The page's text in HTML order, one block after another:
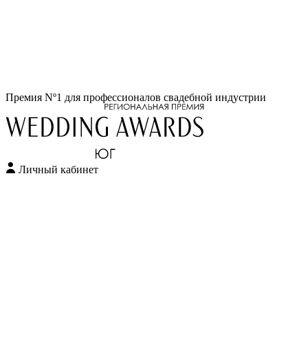
Перейти
содержимому
Премия Nº1 для профессионалов свадебной индустрии
Личный кабинет